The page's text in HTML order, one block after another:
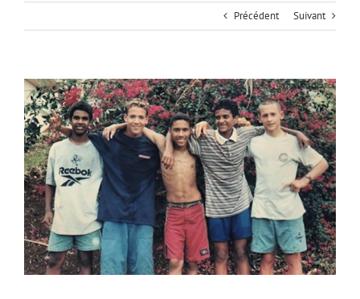
Précédent Suivant
Voir
l'image
agrandie